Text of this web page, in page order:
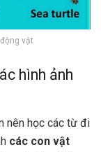
vật
hình ảnh
nên học các từ đi
các con vật